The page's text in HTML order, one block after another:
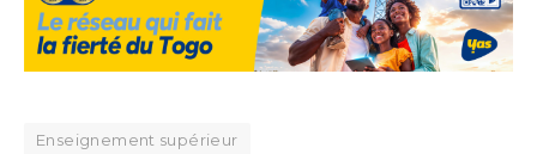
Enseignement supérieur